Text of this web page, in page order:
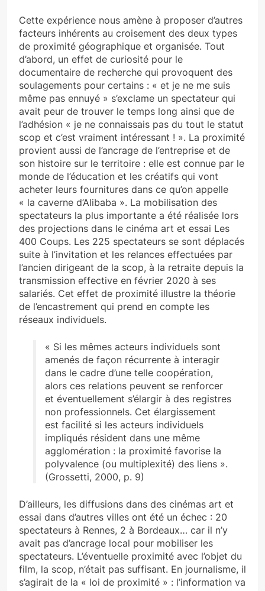
Cette expérience nous amène à proposer d’autres
facteurs inhérents au croisement des deux types
de proximité géographique et organisée. Tout
d’abord, un effet de curiosité pour le
documentaire de recherche qui provoquent des
soulagements pour certains : « et je ne me suis
même pas ennuyé » s’exclame un spectateur qui
avait peur de trouver le temps long ainsi que de
l’adhésion « je ne connaissais pas du tout le statut
scop et c’est vraiment intéressant ! ». La proximité
provient aussi de l’ancrage de l’entreprise et de
son histoire sur le territoire : elle est connue par le
monde de l’éducation et les créatifs qui vont
acheter leurs fournitures dans ce qu’on appelle
« la caverne d’Alibaba ». La mobilisation des
spectateurs la plus importante a été réalisée lors
des projections dans le cinéma art et essai Les
400 Coups. Les 225 spectateurs se sont déplacés
suite à l’invitation et les relances effectuées par
l’ancien dirigeant de la scop, à la retraite depuis la
transmission effective en février 2020 à ses
salariés. Cet effet de proximité illustre la théorie
de l’encastrement qui prend en compte les
réseaux individuels.
« Si les mêmes acteurs individuels sont
amenés de façon récurrente à interagir
dans le cadre d’une telle coopération,
alors ces relations peuvent se renforcer
et éventuellement s’élargir à des registres
non professionnels. Cet élargissement
est facilité si les acteurs individuels
impliqués résident dans une même
agglomération : la proximité favorise la
polyvalence (ou multiplexité) des liens ».
(Grossetti, 2000, p. 9)
D’ailleurs, les diffusions dans des cinémas art et
essai dans d’autres villes ont été un échec : 20
spectateurs à Rennes, 2 à Bordeaux… car il n’y
avait pas d’ancrage local pour mobiliser les
spectateurs. L’éventuelle proximité avec l’objet du
film, la scop, n’était pas suffisant. En journalisme, il
s’agirait de la « loi de proximité » : l’information va